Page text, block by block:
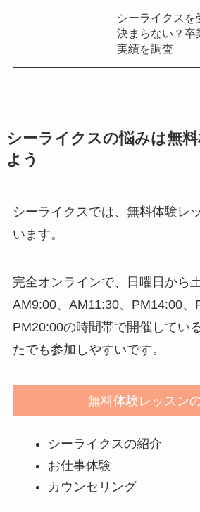
シーライクス
決まらない？卒
実績を調査
シーライクスの悩みは無
よう
シーライクスでは、無料体験レ
います。
完全オンラインで、日曜日から
AM9:00、AM11:30、PM14:00、
PM20:00の時間帯で開催してい
たでも参加しやすいです。
無料体験レッスン
シーライクスの紹介
お仕事体験
カウンセリング